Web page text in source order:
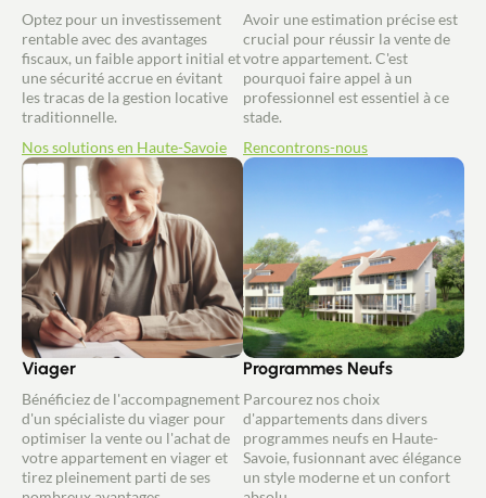
Optez pour un investissement
rentable avec des avantages
fiscaux, un faible apport initial et
une sécurité accrue en évitant
les tracas de la gestion locative
traditionnelle.
Nos solutions en Haute-Savoie
Viager
Bénéficiez de l'accompagnement
d'un spécialiste du viager pour
optimiser la vente ou l'achat de
votre appartement en viager et
tirez pleinement parti de ses
Avoir une estimation précise est
crucial pour réussir la vente de
votre appartement. C'est
pourquoi faire appel à un
professionnel est essentiel à ce
stade.
Rencontrons-nous
Programmes Neufs
Parcourez nos choix
d'appartements dans divers
programmes neufs en Haute-
Savoie, fusionnant avec élégance
un style moderne et un confort